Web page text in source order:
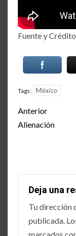
Fuente y
Tags: México
Post
Anterior
Alienación
Deja una
Tu dirección
publicada.